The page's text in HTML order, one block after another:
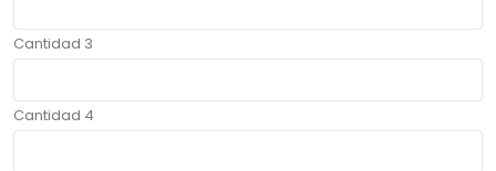
Cantidad 3
Cantidad 4